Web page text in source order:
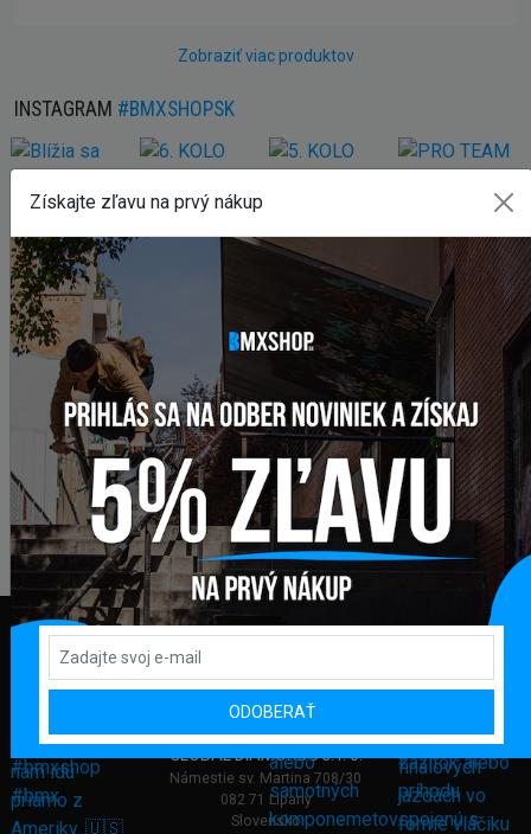
Zobraziť viac produktov
INSTAGRAM #BMXSHOPSK
FAKTURAČNÁ ADRESA
GLOBAL DIAMONDS s. r. o.
Námestie sv. Martina 708/30
082 71 Lipany
Slovensko
Získajte zľavu na prvý nákup
ODOBERAŤ